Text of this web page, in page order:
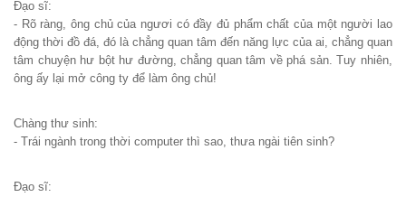
Đạo sĩ:
- Rõ ràng, ông chủ của ngươi có đầy đủ phẩm chất của một người lao
động thời đồ đá, đó là chẳng quan tâm đến năng lực của ai, chẳng quan
tâm chuyện hư bột hư đường, chẳng quan tâm về phá sản. Tuy nhiên,
ông ấy lại mở công ty để làm ông chủ!
Chàng thư sinh:
- Trái ngành trong thời computer thì sao, thưa ngài tiên sinh?
Đạo sĩ: